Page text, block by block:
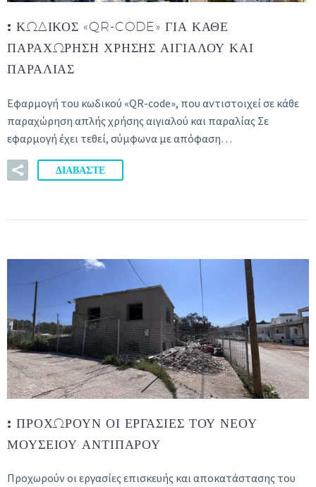
: ΚΩΔΙΚΌΣ «QR-CODE» ΓΙΑ ΚΆΘΕ
ΠΑΡΑΧΏΡΗΣΗ ΧΡΉΣΗΣ ΑΙΓΙΑΛΟΎ ΚΑΙ
ΠΑΡΑΛΊΑΣ
Εφαρμογή του κωδικού «QR-code», που αντιστοιχεί σε κάθε
παραχώρηση απλής χρήσης αιγιαλού και παραλίας Σε
εφαρμογή έχει τεθεί, σύμφωνα με απόφαση…
ΔΙΑΒΑΣΤΕ
: ΠΡΟΧΩΡΟΎΝ ΟΙ ΕΡΓΑΣΊΕΣ ΤΟΥ ΝΈΟΥ
ΜΟΥΣΕΊΟΥ ΑΝΤΙΠΆΡΟΥ
Προχωρούν οι εργασίες επισκευής και αποκατάστασης του